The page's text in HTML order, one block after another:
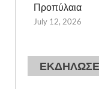
Προπύλαια
July 12, 2026